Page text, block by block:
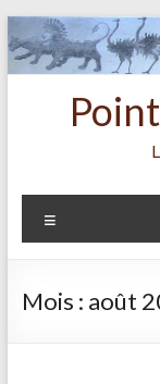
Aller
au
contenu
Mois : août